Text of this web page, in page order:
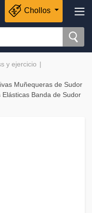
Chollos
y ejercicio
Muñequeras de Sudor
Banda de Sudor